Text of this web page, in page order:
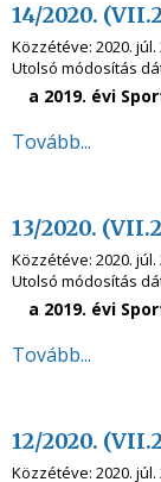
14/2020.
Közzétéve: 2020. júl.
Utolsó módosítás
a 2019. évi
Tovább...
13/2020.
Közzétéve: 2020. júl.
Utolsó módosítás
a 2019. évi
Tovább...
12/2020.
Közzétéve: 2020. júl.